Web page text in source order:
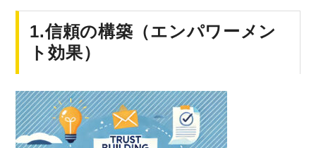
1.信頼の構築（エンパワーメン
ト効果）